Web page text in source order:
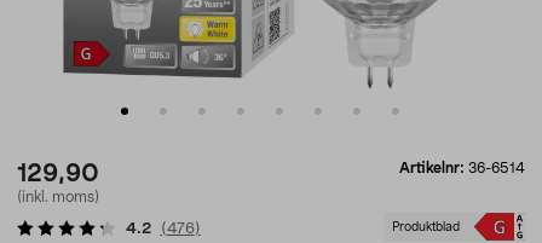
129,90
(inkl. moms)
Artikelnr: 36-6514
Produktblad
4.2 (476)